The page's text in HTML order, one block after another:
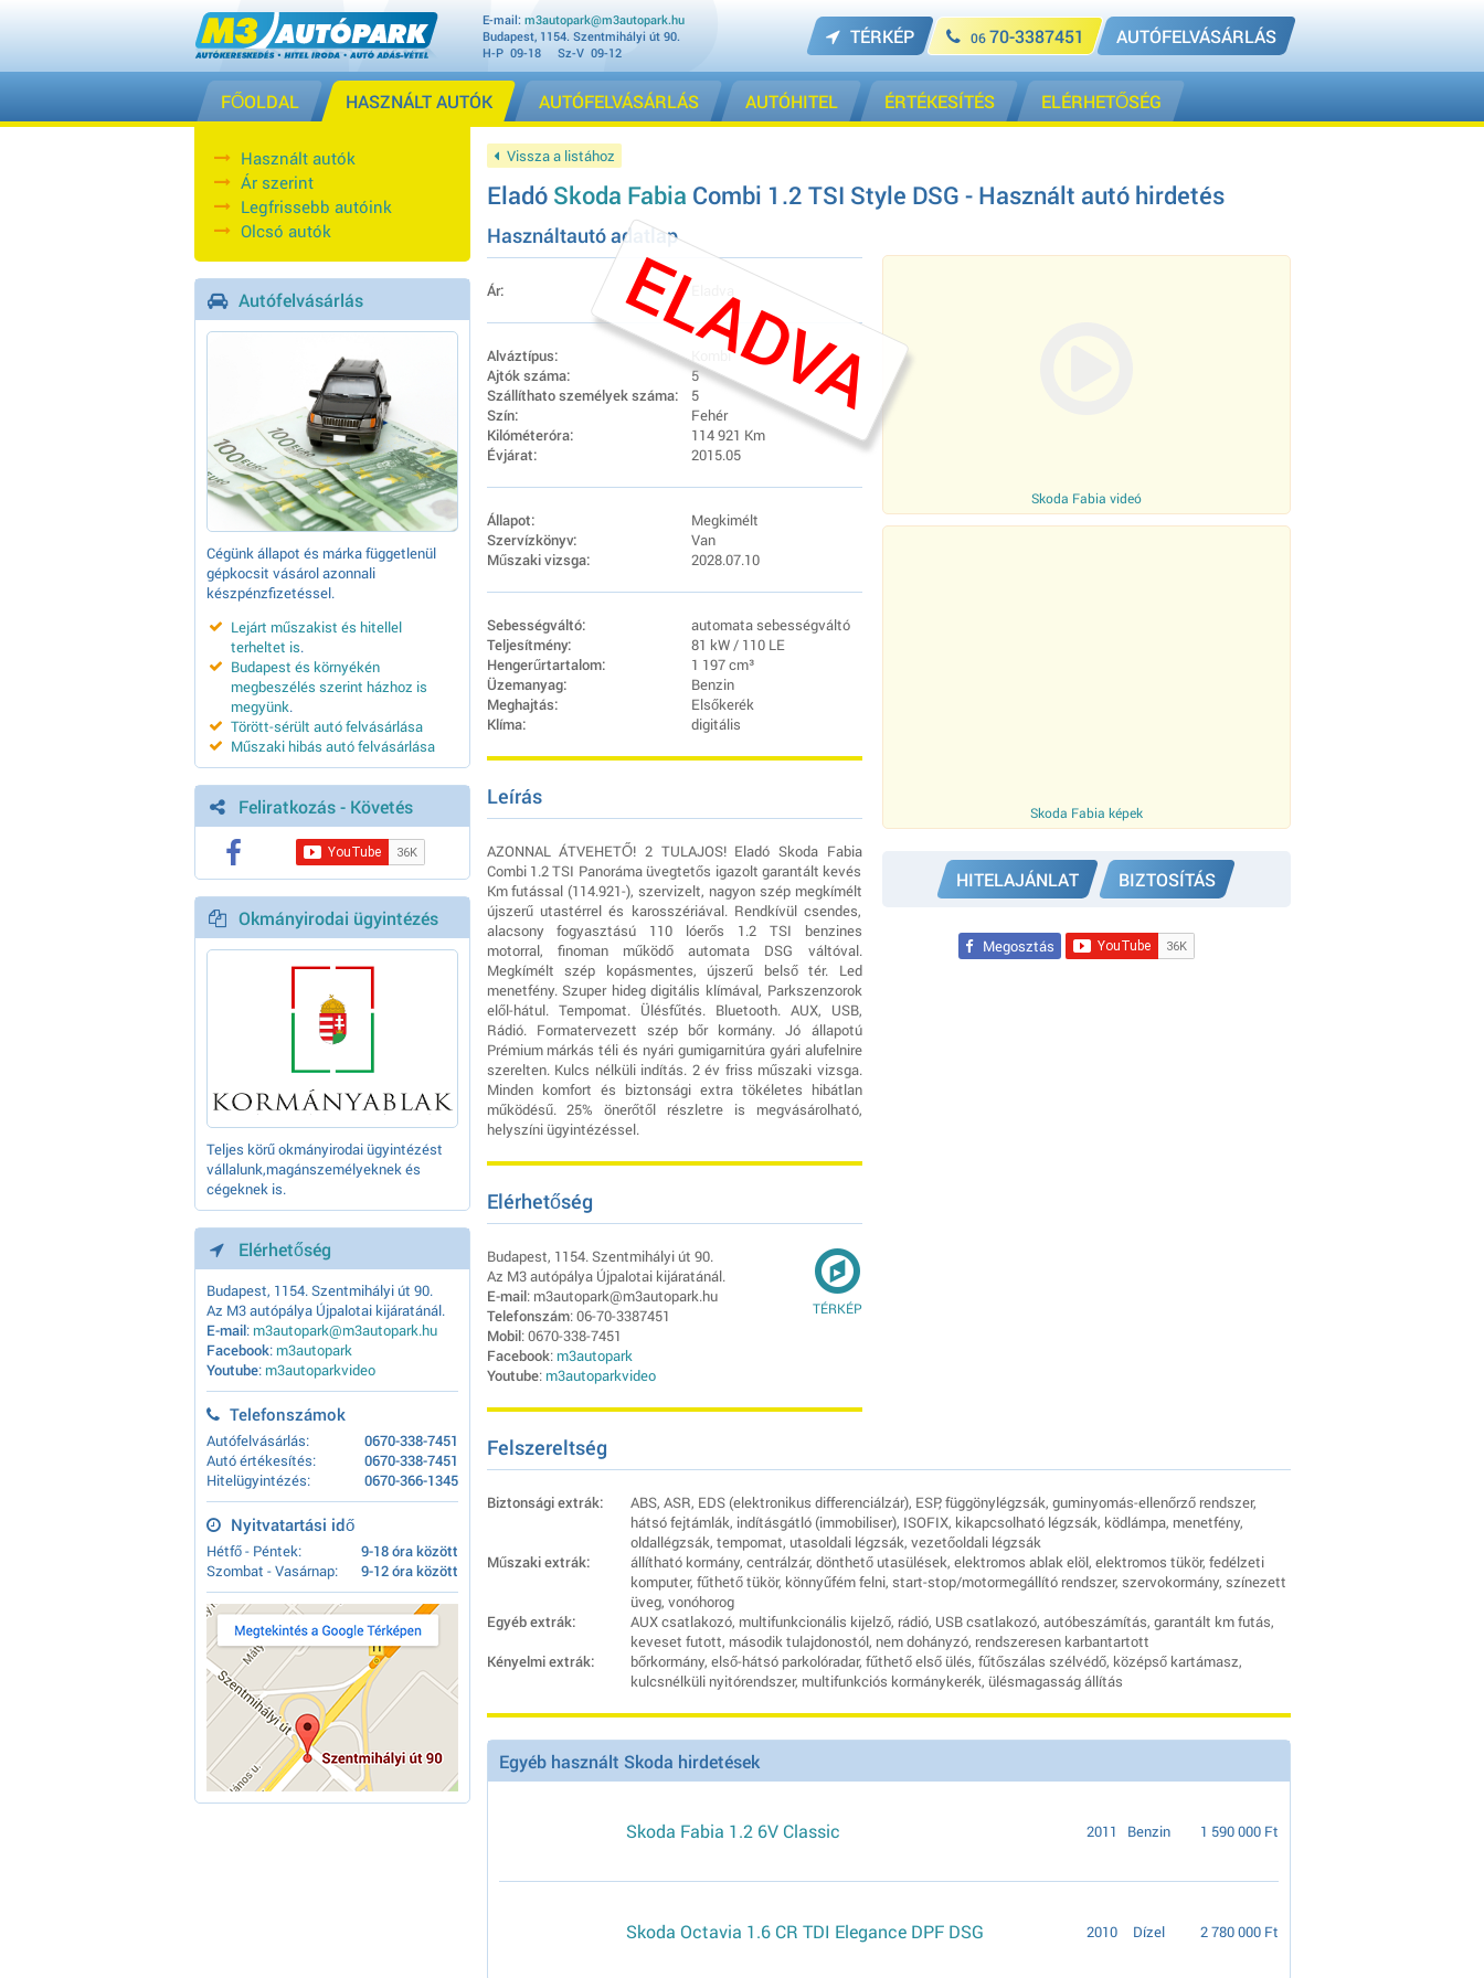
E-mail: m3autopark@m3autopark.hu
Budapest, 1154. Szentmihályi út 90.
H-P 09-18 Sz-V 09-12
TÉRKÉP 0670-3387451 AUTÓFELVÁSÁRLÁS
FŐOLDAL HASZNÁLT AUTÓK AUTÓFELVÁSÁRLÁS AUTÓHITEL ÉRTÉKESÍTÉS ELÉRHETŐSÉG
Használt autók
Ár szerint
Legfrissebb autóink
Olcsó autók
Autófelvásárlás
Cégünk állapot és márka függetlenül
gépkocsit vásárol azonnali
készpénzfizetéssel.
Lejárt műszakist és hitellel
terheltet is.
Budapest és környékén
megbeszélés szerint házhoz is
megyünk.
Törött-sérült autó felvásárlása
Műszaki hibás autó felvásárlása
Feliratkozás - Követés
Okmányirodai ügyintézés
Teljes körű okmányirodai ügyintézést
vállalunk,magánszemélyeknek és
cégeknek is.
Elérhetőség
Budapest, 1154. Szentmihályi út 90.
Az M3 autópálya Újpalotai kijáratánál.
E-mail: m3autopark@m3autopark.hu
Facebook: m3autopark
Youtube: m3autoparkvideo
Telefonszámok
Autófelvásárlás:
0670-338-7451
Autó értékesítés:
0670-338-7451
Hitelügyintézés:
0670-366-1345
Nyitvatartási idő
Hétfő - Péntek:
9-18 óra között
Szombat - Vasárnap:
9-12 óra között
Vissza a listához
Eladó Skoda Fabia Combi 1.2 TSI Style DSG - Használt autó hirdetés
ELADVA
Használtautó adatlap
Ár:
Alváztípus:
Kombi
Ajtók száma:
5
Szállíthato személyek száma:
5
Szín:
Fehér
Kilóméteróra:
114 921 Km
Évjárat:
2015.05
Állapot:
Megkimélt
Szervízkönyv:
Van
Műszaki vizsga:
2028.07.10
Sebességváltó:
automata sebességváltó
Teljesítmény:
81 kW / 110 LE
Hengerűrtartalom:
1 197 cm³
Üzemanyag:
Benzin
Meghajtás:
Elsőkerék
Klíma:
digitális
Leírás
AZONNAL ÁTVEHETŐ! 2 TULAJOS! Eladó Skoda Fabia
Combi 1.2 TSI Panoráma üvegtetős igazolt garantált kevés
Km futással (114.921-), szervizelt, nagyon szép megkímélt
újszerű utastérrel és karosszériával. Rendkívül csendes,
alacsony fogyasztású 110 lóerős 1.2 TSI benzines
motorral, finoman működő automata DSG váltóval.
Megkímélt szép kopásmentes, újszerű belső tér. Led
menetfény. Szuper hideg digitális klímával, Parkszenzorok
elől-hátul. Tempomat. Ülésfűtés. Bluetooth. AUX, USB,
Rádió. Formatervezett szép bőr kormány. Jó állapotú
Prémium márkás téli és nyári gumigarnitúra gyári alufelnire
szerelten. Kulcs nélküli indítás. 2 év friss műszaki vizsga.
Minden komfort és biztonsági extra tökéletes hibátlan
működésű. 25% önerőtől részletre is megvásárolható,
helyszíni ügyintézéssel.
Elérhetőség
TÉRKÉP
Budapest, 1154. Szentmihályi út 90.
Az M3 autópálya Újpalotai kijáratánál.
E-mail: m3autopark@m3autopark.hu
Telefonszám: 06-70-3387451
Mobil: 0670-338-7451
Facebook: m3autopark
Youtube: m3autoparkvideo
Skoda Fabia videó
Skoda Fabia képek
HITELAJÁNLAT BIZTOSÍTÁS
Megosztás
Felszereltség
Biztonsági extrák:
ABS, ASR, EDS (elektronikus differenciálzár), ESP, függönylégzsák, guminyomás-ellenőrző rendszer,
hátsó fejtámlák, indításgátló (immobiliser), ISOFIX, kikapcsolható légzsák, ködlámpa, menetfény,
oldallégzsák, tempomat, utasoldali légzsák, vezetőoldali légzsák
Műszaki extrák:
állítható kormány, centrálzár, dönthető utasülések, elektromos ablak elöl, elektromos tükör, fedélzeti
komputer, fűthető tükör, könnyűfém felni, start-stop/motormegállító rendszer, szervokormány, színezett
üveg, vonóhorog
Egyéb extrák:
AUX csatlakozó, multifunkcionális kijelző, rádió, USB csatlakozó, autóbeszámítás, garantált km futás,
keveset futott, második tulajdonostól, nem dohányzó, rendszeresen karbantartott
Kényelmi extrák:
bőrkormány, első-hátsó parkolóradar, fűthető első ülés, fűtőszálas szélvédő, középső kartámasz,
kulcsnélküli nyitórendszer, multifunkciós kormánykerék, ülésmagasság állítás
Egyéb használt Skoda hirdetések
Skoda Fabia 1.2 6V Classic 2011 Benzin 1 590 000 Ft
Skoda Octavia 1.6 CR TDI Elegance DPF DSG 2010 Dízel 2 780 000 Ft